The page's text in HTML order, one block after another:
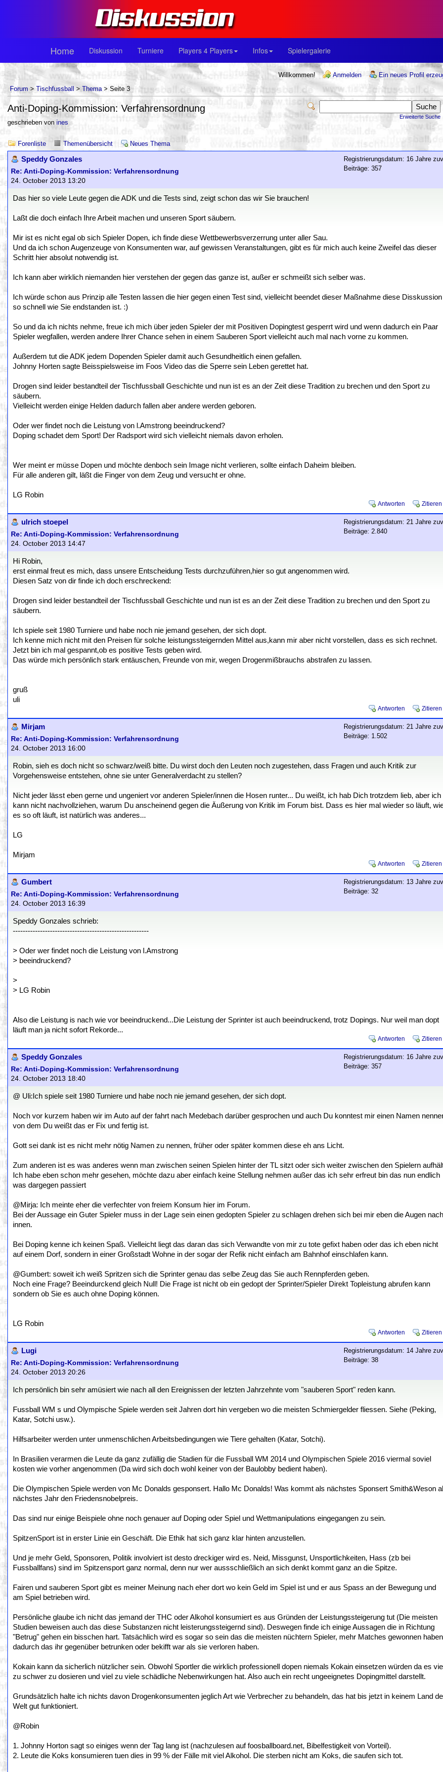
Home Diskussion Turniere Players 4 Players Infos Spielergalerie
Willkommen! Anmelden
Ein neues Profil
Forum > Tischfussball > Thema> Seite 3
Erweiterte Suche
Anti-Doping-Kommission: Verfahrensordnung
geschrieben von ines
Forenliste Themenübersicht Neues Thema
Speddy Gonzales
Re: Anti-Doping-Kommission: Verfahrensordnung
24. October 2013 13:20
Registrierungsdatum: 16 Jahre
Beiträge: 357
Das hier so viele Leute gegen die ADK und die Tests sind, zeigt schon das wir Sie brauchen!
Laßt die doch einfach Ihre Arbeit machen und unseren Sport säubern.
Mir ist es nicht egal ob sich Spieler Dopen, ich finde diese Wettbewerbsverzerrung unter aller Sau.
Und da ich schon Augenzeuge von Konsumenten war, auf gewissen Veranstaltungen, gibt es für mich auch keine Zweifel das dieser
Schritt hier absolut notwendig ist.
Ich kann aber wirklich niemanden hier verstehen der gegen das ganze ist, außer er schmeißt sich selber was.
Ich würde schon aus Prinzip alle Testen lassen die hier gegen einen Test sind, vielleicht beendet dieser Maßnahme diese Disskussion
so schnell wie Sie endstanden ist. :)
So und da ich nichts nehme, freue ich mich über jeden Spieler der mit Positiven Dopingtest gesperrt wird und wenn dadurch ein Paar
Spieler wegfallen, werden andere Ihrer Chance sehen in einem Sauberen Sport vielleicht auch mal nach vorne zu kommen.
Außerdem tut die ADK jedem Dopenden Spieler damit auch Gesundheitlich einen gefallen.
Johnny Horten sagte Beisspielsweise im Foos Video das die Sperre sein Leben gerettet hat.
Drogen sind leider bestandteil der Tischfussball Geschichte und nun ist es an der Zeit diese Tradition zu brechen und den Sport zu
säubern.
Vielleicht werden einige Helden dadurch fallen aber andere werden geboren.
Oder wer findet noch die Leistung von l.Amstrong beeindruckend?
Doping schadet dem Sport! Der Radsport wird sich vielleicht niemals davon erholen.
Wer meint er müsse Dopen und möchte denboch sein Image nicht verlieren, sollte einfach Daheim bleiben.
Für alle anderen gilt, läßt die Finger von dem Zeug und versucht er ohne.
LG Robin
Antworten Zitieren
ulrich stoepel
Re: Anti-Doping-Kommission: Verfahrensordnung
24. October 2013 14:47
Registrierungsdatum: 21 Jahre
Beiträge: 2.840
Hi Robin,
erst einmal freut es mich, dass unsere Entscheidung Tests durchzuführen,hier so gut angenommen wird.
Diesen Satz von dir finde ich doch erschreckend:
Drogen sind leider bestandteil der Tischfussball Geschichte und nun ist es an der Zeit diese Tradition zu brechen und den Sport zu
säubern.
Ich spiele seit 1980 Turniere und habe noch nie jemand gesehen, der sich dopt.
Ich kenne mich nicht mit den Preisen für solche leistungssteigernden Mittel aus,kann mir aber nicht vorstellen, dass es sich rechnet.
Jetzt bin ich mal gespannt,ob es positive Tests geben wird.
Das würde mich persönlich stark entäuschen, Freunde von mir, wegen Drogenmißbrauchs abstrafen zu lassen.
gruß
uli
Antworten Zitieren
Mirjam
Re: Anti-Doping-Kommission: Verfahrensordnung
24. October 2013 16:00
Registrierungsdatum: 21 Jahre
Beiträge: 1.502
Robin, sieh es doch nicht so schwarz/weiß bitte. Du wirst doch den Leuten noch zugestehen, dass Fragen und auch Kritik zur
Vorgehensweise entstehen, ohne sie unter Generalverdacht zu stellen?
Nicht jeder lässt eben gerne und ungeniert vor anderen Spieler/innen die Hosen runter... Du weißt, ich hab Dich trotzdem lieb, aber ich
kann nicht nachvollziehen, warum Du anscheinend gegen die Äußerung von Kritik im Forum bist. Dass es hier mal wieder so läuft,
es so oft läuft, ist natürlich was anderes...
LG
Mirjam
Antworten Zitieren
Gumbert
Re: Anti-Doping-Kommission: Verfahrensordnung
24. October 2013 16:39
Registrierungsdatum: 13 Jahre
Beiträge: 32
Speddy Gonzales schrieb:
-------------------------------------------------------
> Oder wer findet noch die Leistung von l.Amstrong
> beeindruckend?
>
> LG Robin
Also die Leistung is nach wie vor beeindruckend...Die Leistung der Sprinter ist auch beeindruckend, trotz Dopings. Nur weil man dopt
läuft man ja nicht sofort Rekorde...
Antworten Zitieren
Speddy Gonzales
Re: Anti-Doping-Kommission: Verfahrensordnung
24. October 2013 18:40
Registrierungsdatum: 16 Jahre
Beiträge: 357
@ Uli:Ich spiele seit 1980 Turniere und habe noch nie jemand gesehen, der sich dopt.
Noch vor kurzem haben wir im Auto auf der fahrt nach Medebach darüber gesprochen und auch Du konntest mir einen Namen
von dem Du weißt das er Fix und fertig ist.
Gott sei dank ist es nicht mehr nötig Namen zu nennen, früher oder später kommen diese eh ans Licht.
Zum anderen ist es was anderes wenn man zwischen seinen Spielen hinter der TL sitzt oder sich weiter zwischen den Spielern
Ich habe eben schon mehr gesehen, möchte dazu aber einfach keine Stellung nehmen außer das ich sehr erfreut bin das nun endlich
was dargegen passiert
@Mirja: Ich meinte eher die verfechter von freiem Konsum hier im Forum.
Bei der Aussage ein Guter Spieler muss in der Lage sein einen gedopten Spieler zu schlagen drehen sich bei mir eben die Augen nach
innen.
Bei Doping kenne ich keinen Spaß. Vielleicht liegt das daran das sich Verwandte von mir zu tote gefixt haben oder das ich eben nicht
auf einem Dorf, sondern in einer Großstadt Wohne in der sogar der Refik nicht einfach am Bahnhof einschlafen kann.
@Gumbert: soweit ich weiß Spritzen sich die Sprinter genau das selbe Zeug das Sie auch Rennpferden geben.
Noch eine Frage? Beeindurckend gleich Null! Die Frage ist nicht ob ein gedopt der Sprinter/Spieler Direkt Topleistung abrufen kann
sondern ob Sie es auch ohne Doping können.
LG Robin
Antworten Zitieren
Lugi
Re: Anti-Doping-Kommission: Verfahrensordnung
24. October 2013 20:26
Registrierungsdatum: 14 Jahre
Beiträge: 38
Ich persönlich bin sehr amüsiert wie nach all den Ereignissen der letzten Jahrzehnte vom "sauberen Sport" reden kann.
Fussball WM s und Olympische Spiele werden seit Jahren dort hin vergeben wo die meisten Schmiergelder fliessen. Siehe (Peking,
Katar, Sotchi usw.).
Hilfsarbeiter werden unter unmenschlichen Arbeitsbedingungen wie Tiere gehalten (Katar, Sotchi).
In Brasilien verarmen die Leute da ganz zufällig die Stadien für die Fussball WM 2014 und Olympischen Spiele 2016 viermal soviel
kosten wie vorher angenommen (Da wird sich doch wohl keiner von der Baulobby bedient haben).
Die Olympischen Spiele werden von Mc Donalds gesponsert. Hallo Mc Donalds! Was kommt als nächstes Sponsert Smith&Weson
nächstes Jahr den Friedensnobelpreis.
Das sind nur einige Beispiele ohne noch genauer auf Doping oder Spiel und Wettmanipulations eingegangen zu sein.
SpitzenSport ist in erster Linie ein Geschäft. Die Ethik hat sich ganz klar hinten anzustellen.
Und je mehr Geld, Sponsoren, Politik involviert ist desto dreckiger wird es. Neid, Missgunst, Unsportlichkeiten, Hass (zb bei
Fussballfans) sind im Spitzensport ganz normal, denn nur wer aussschließlich an sich denkt kommt ganz an die Spitze.
Fairen und sauberen Sport gibt es meiner Meinung nach eher dort wo kein Geld im Spiel ist und er aus Spass an der Bewegung und
am Spiel betrieben wird.
Persönliche glaube ich nicht das jemand der THC oder Alkohol konsumiert es aus Gründen der Leistungssteigerung tut (Die meisten
Studien beweisen auch das diese Substanzen nicht leisterungssteigernd sind). Deswegen finde ich einige Aussagen die in Richtung
"Betrug" gehen ein bisschen hart. Tatsächlich wird es sogar so sein das die meisten nüchtern Spieler, mehr Matches gewonnen haben
dadurch das ihr gegenüber betrunken oder bekifft war als sie verloren haben.
Kokain kann da sicherlich nützlicher sein. Obwohl Sportler die wirklich professionell dopen niemals Kokain einsetzen würden da es
zu schwer zu dosieren und viel zu viele schädliche Nebenwirkungen hat. Also auch ein recht ungeeignetes Dopingmittel darstellt.
Grundsätzlich halte ich nichts davon Drogenkonsumenten jeglich Art wie Verbrecher zu behandeln, das hat bis jetzt in keinem Land
Welt gut funktioniert.
@Robin
1. Johnny Horton sagt so einiges wenn der Tag lang ist (nachzulesen auf foosballboard.net, Bibelfestigkeit von Vorteil).
2. Leute die Koks konsumieren tuen dies in 99 % der Fälle mit viel Alkohol. Die sterben nicht am Koks, die saufen sich tot.